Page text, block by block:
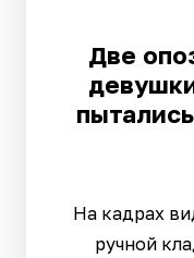
Две
На кадрах
ручной